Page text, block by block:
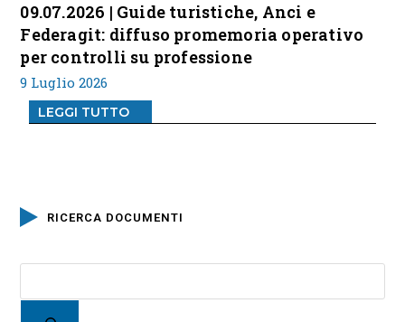
09.07.2026 | Guide turistiche, Anci e
Federagit: diffuso promemoria operativo
per controlli su professione
9 Luglio 2026
LEGGI TUTTO
RICERCA DOCUMENTI